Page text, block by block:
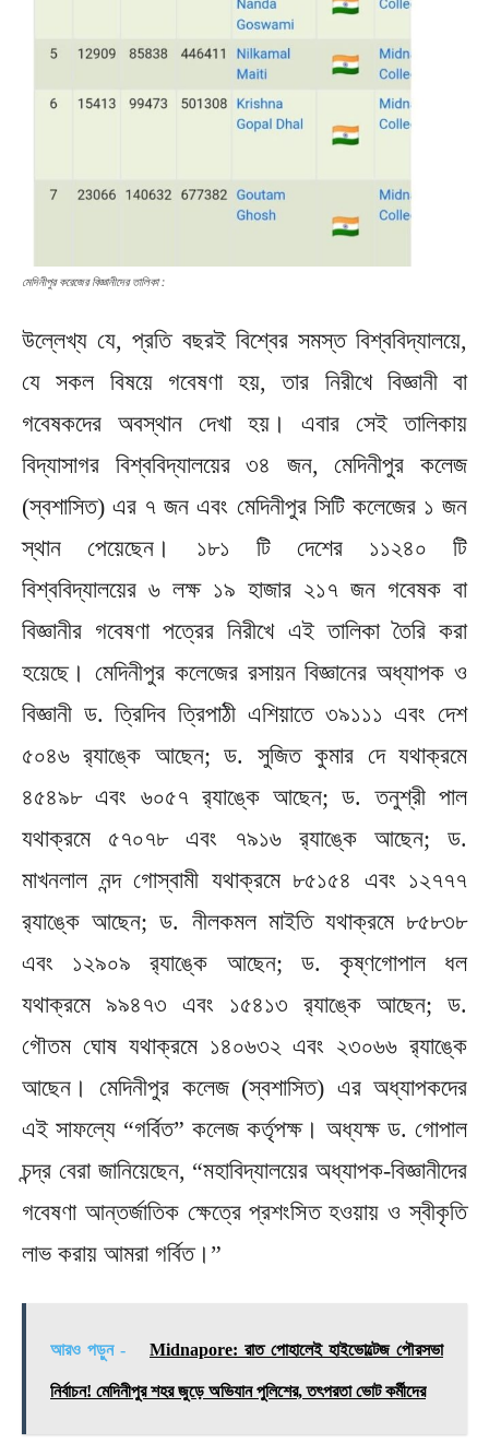
মেদিনীপুর করেজের বিজ্ঞানীদের তালিকা :
উল্লেখ্য যে, প্রতি বছরই বিশ্বের সমস্ত বিশ্ববিদ্যালয়ে,
যে সকল বিষয়ে গবেষণা হয়, তার নিরীখে বিজ্ঞানী বা
গবেষকদের অবস্থান দেখা হয়। এবার সেই তালিকায়
বিদ্যাসাগর বিশ্ববিদ্যালয়ের ৩৪ জন, মেদিনীপুর কলেজ
(স্বশাসিত) এর ৭ জন এবং মেদিনীপুর সিটি কলেজের ১ জন
স্থান পেয়েছেন। ১৮১ টি দেশের ১১২৪০ টি
বিশ্ববিদ্যালয়ের ৬ লক্ষ ১৯ হাজার ২১৭ জন গবেষক বা
বিজ্ঞানীর গবেষণা পত্রের নিরীখে এই তালিকা তৈরি করা
হয়েছে। মেদিনীপুর কলেজের রসায়ন বিজ্ঞানের অধ্যাপক ও
বিজ্ঞানী ড. ত্রিদিব ত্রিপাঠী এশিয়াতে ৩৯১১১ এবং দেশ
৫০৪৬ র‍্যাঙ্কে আছেন; ড. সুজিত কুমার দে যথাক্রমে
৪৫৪৯৮ এবং ৬০৫৭ র‍্যাঙ্কে আছেন; ড. তনুশ্রী পাল
যথাক্রমে ৫৭০৭৮ এবং ৭৯১৬ র‍্যাঙ্কে আছেন; ড.
মাখনলাল নন্দ গোস্বামী যথাক্রমে ৮৫১৫৪ এবং ১২৭৭৭
র‍্যাঙ্কে আছেন; ড. নীলকমল মাইতি যথাক্রমে ৮৫৮৩৮
এবং ১২৯০৯ র‍্যাঙ্কে আছেন; ড. কৃষ্ণগোপাল ধল
যথাক্রমে ৯৯৪৭৩ এবং ১৫৪১৩ র‍্যাঙ্কে আছেন; ড.
গৌতম ঘোষ যথাক্রমে ১৪০৬৩২ এবং ২৩০৬৬ র‍্যাঙ্কে
আছেন। মেদিনীপুর কলেজ (স্বশাসিত) এর অধ্যাপকদের
এই সাফল্যে “গর্বিত” কলেজ কর্তৃপক্ষ। অধ্যক্ষ ড. গোপাল
চন্দ্র বেরা জানিয়েছেন, “মহাবিদ্যালয়ের অধ্যাপক-বিজ্ঞানীদের
গবেষণা আন্তর্জাতিক ক্ষেত্রে প্রশংসিত হওয়ায় ও স্বীকৃতি
লাভ করায় আমরা গর্বিত।”
আরও পড়ুন - Midnapore: রাত পোহালেই হাইভোল্টেজ পৌরসভা
নির্বাচন! মেদিনীপুর শহর জুড়ে অভিযান পুলিশের, তৎপরতা ভোট কর্মীদের